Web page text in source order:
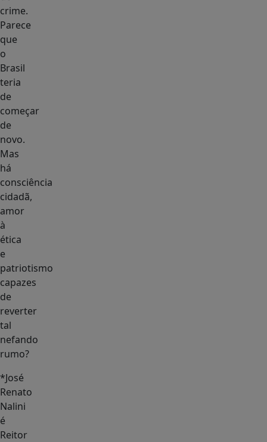
crime.
Parece
que
o
Brasil
teria
de
começar
de
novo.
Mas
há
consciência
cidadã,
amor
à
ética
e
patriotismo
capazes
de
reverter
tal
nefando
rumo?
*José
Renato
Nalini
é
Reitor